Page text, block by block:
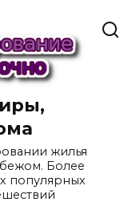
жилья
Более
популярных